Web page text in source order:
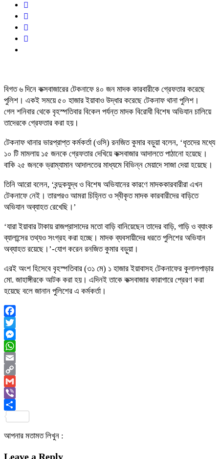
বিগত ৬ দিনে কক্সবাজারের টেকনাফে ৪০ জন মাদক কারবারীকে গ্রেফতার করেছে
পুলিশ। একই সময়ে ৫০ হাজার ইয়াবাও উদ্ধার করেছে টেকনাফ থানা পুলিশ।
গেল শনিবার থেকে বৃহস্পতিবার বিকেল পর্যন্ত মাদক বিরোধী বিশেষ অভিযান চালিয়ে
তাদেরকে গ্রেফতার করা হয়।
টেকনাফ থানার ভারপ্রাপ্ত কর্মকর্তা (ওসি) রনজিত কুমার বড়ুয়া বলেন, ‘ধৃতদের মধ্যে
১০ টি মামলায় ১৫ জনকে গ্রেফতার দেখিয়ে কক্সবাজার আদালতে পাঠানো হয়েছে।
বাকি ২৫ জনকে ভ্রাম্যামান আদালতের মাধ্যমে বিভিন্ন মেয়াদে সাজা দেয়া হয়েছে।
তিনি আরো বলেন, ‘বন্দুকযুদ্ধ ও বিশেষ অভিযানের কারণে মাদককারবারীরা এখন
টেকনাফে নেই। তারপরও আমরা চিহ্নিত ও স্বীকৃত মাদক কারবারীদের বাড়িতে
অভিযান অব্যাহত রেখেছি।’
‘যারা ইয়াবার টাকায় রাজপ্রাসাদের মতো বাড়ি বানিয়েছেন তাদের বাড়ি, গাড়ি ও ব্যাংক
ব্যালান্সের তথ্যও সংগ্রহ করা হচ্ছে। মাদক ব্যবসায়ীদের ধরতে পুলিশের অভিযান
অব্যাহত রয়েছে।’-যোগ করেন রনজিত কুমার বড়ুয়া।
এরই অংশ হিসেবে বৃহস্পতিবার (৩১ মে) ১ হাজার ইয়াবাসহ টেকনাফের কুলালপাড়ার
মো. জাহাঙ্গীরকে আটক করা হয়। এদিনই তাকে কক্সবাজার কারাগারে প্রেরণ করা
হয়েছে বলে জানান পুলিশের এ কর্মকর্তা।
Facebook
Twitter
Messenger
WhatsApp
Email
Copy
Link
Gmail
Viber
আপনার মতামত লিখুন :
Leave a Reply